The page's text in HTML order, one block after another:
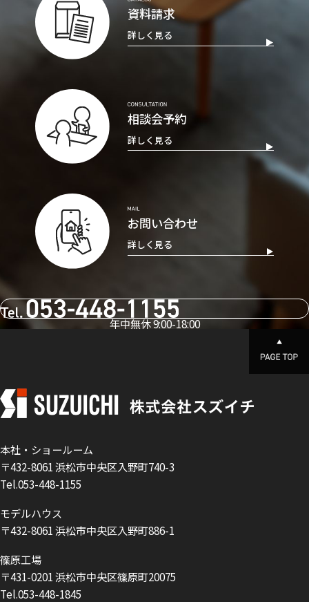
年中無休 9:00-18:00
資料請求
詳しく見る
相談会予約
詳しく見る
お問い合わせ
詳しく見る
本社・ショールーム
〒432-8061 浜松市中央区入野町740-3
Tel.053-448-1155
モデルハウス
〒432-8061 浜松市中央区入野町886-1
篠原工場
〒431-0201 浜松市中央区篠原町20075
Tel.053-448-1845